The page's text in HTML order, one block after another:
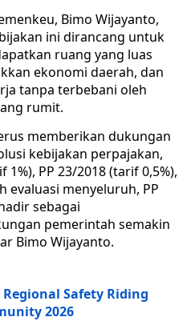
Bimo Wijayanto,
ini dirancang untuk
ruang yang luas
ekonomi daerah, dan
tanpa terbebani oleh
rumit.
memberikan dukungan
kebijakan perpajakan,
PP 23/2018 (tarif 0,5%),
evaluasi menyeluruh, PP
sebagai
pemerintah semakin
Bimo Wijayanto.
Safety Riding
2026